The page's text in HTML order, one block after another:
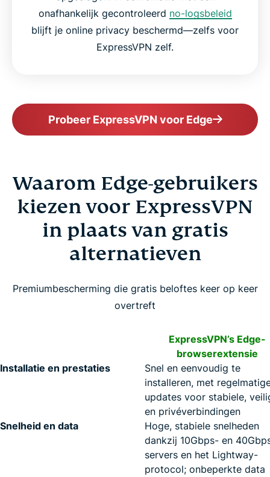
onafhankelijk gecontroleerd no-logsbeleid
blijft je online privacy beschermd—zelfs voor
ExpressVPN zelf.
Probeer ExpressVPN voor Edge
Waarom Edge-gebruikers
kiezen voor ExpressVPN
in plaats van gratis
alternatieven
Premiumbescherming die gratis beloftes keer op keer
overtreft
ExpressVPN’s Edge-
browserextensie
Installatie en prestaties
Snel en eenvoudig te
installeren, met
updates voor stabiele,
en privéverbindingen
Snelheid en data
Hoge, stabiele snelheden
dankzij 10Gbps- en
servers en het Lightway-
protocol; onbeperkte data